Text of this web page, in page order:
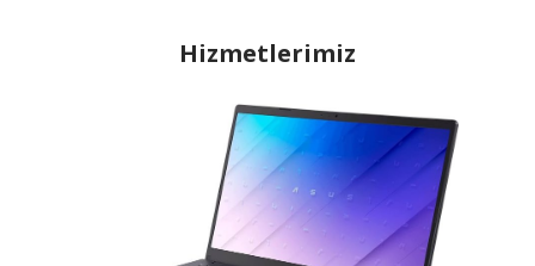
Hizmetlerimiz